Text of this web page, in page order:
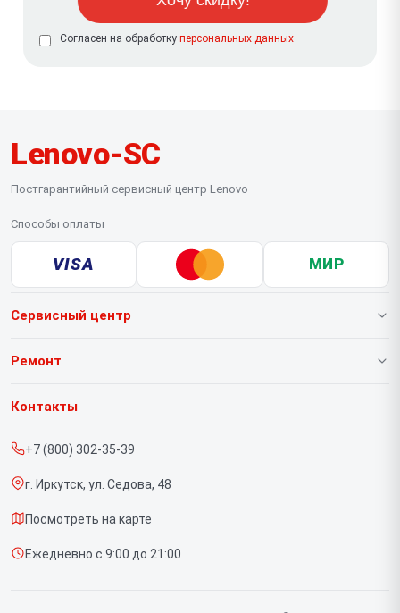
Согласен на обработку персональных данных
Lenovo-SC
Постгарантийный сервисный центр Lenovo
Способы оплаты
VISA МИР
Сервисный центр
О нашем сервисе
Срочный ремонт
Доставка и способы оплаты
Диагностика
Контакты
Ремонт
Ноутбуков
Контакты
+7 (800) 302-35-39
г. Иркутск, ул. Седова, 48
Посмотреть на карте
Ежедневно с 9:00 до 21:00